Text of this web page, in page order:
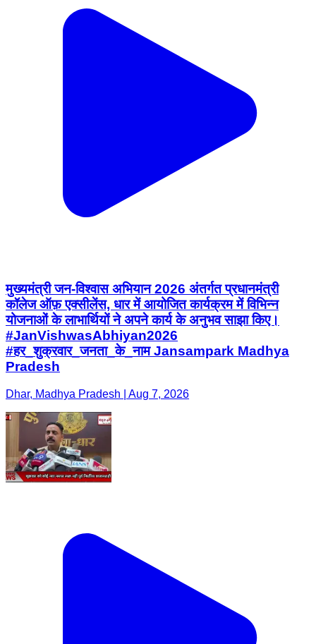
मुख्यमंत्री जन-विश्वास अभियान 2026 अंतर्गत प्रधानमंत्री
कॉलेज ऑफ़ एक्सीलेंस, धार में आयोजित कार्यक्रम में विभिन्न
योजनाओं के लाभार्थियों ने अपने कार्य के अनुभव साझा किए।
#JanVishwasAbhiyan2026
#हर_शुक्रवार_जनता_के_नाम Jansampark Madhya
Pradesh
Dhar, Madhya Pradesh | Aug 7, 2026